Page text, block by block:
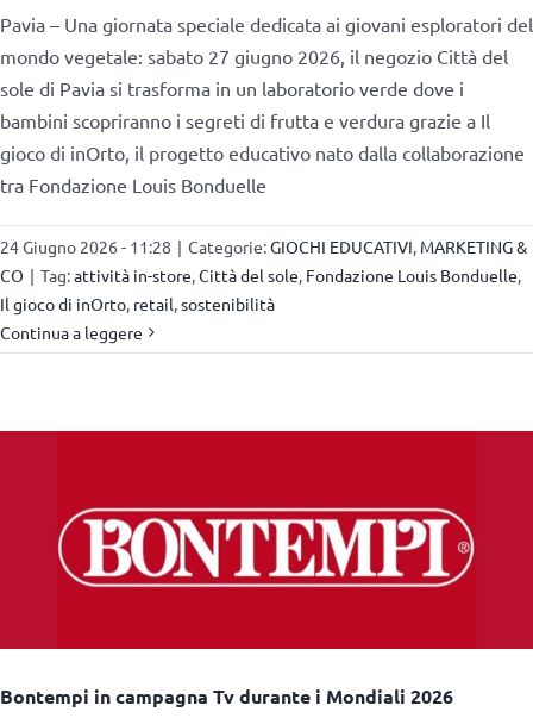
Pavia – Una giornata speciale dedicata ai giovani esploratori del
mondo vegetale: sabato 27 giugno 2026, il negozio Città del
sole di Pavia si trasforma in un laboratorio verde dove i
bambini scopriranno i segreti di frutta e verdura grazie a Il
gioco di inOrto, il progetto educativo nato dalla collaborazione
tra Fondazione Louis Bonduelle
24 Giugno 2026 - 11:28 | Categorie:GIOCHI EDUCATIVI, MARKETING &
CO | Tag:attività in-store,Città del sole, Fondazione Louis Bonduelle,
Il gioco di inOrto, retail,sostenibilità
Continua a leggere
Bontempi in campagna Tv durante i Mondiali 2026